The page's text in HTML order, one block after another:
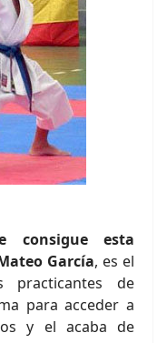
consigue esta
García, es el
de
para acceder a
y el acaba de